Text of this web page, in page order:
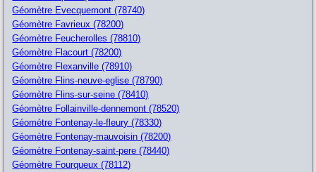
Géomètre Evecquemont (78740)
Géomètre Favrieux (78200)
Géomètre Feucherolles (78810)
Géomètre Flacourt (78200)
Géomètre Flexanville (78910)
Géomètre Flins-neuve-eglise (78790)
Géomètre Flins-sur-seine (78410)
Géomètre Follainville-dennemont (78520)
Géomètre Fontenay-le-fleury (78330)
Géomètre Fontenay-mauvoisin (78200)
Géomètre Fontenay-saint-pere (78440)
Géomètre Fourqueux (78112)